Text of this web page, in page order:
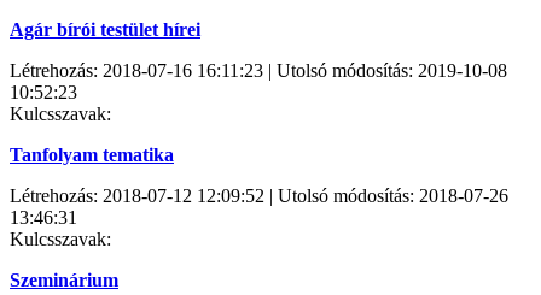
Agár bírói testület hírei
Létrehozás: 2018-07-16 16:11:23 | Utolsó módosítás: 2019-10-08
10:52:23
Kulcsszavak:
Tanfolyam tematika
Létrehozás: 2018-07-12 12:09:52 | Utolsó módosítás: 2018-07-26
13:46:31
Kulcsszavak:
Szeminárium